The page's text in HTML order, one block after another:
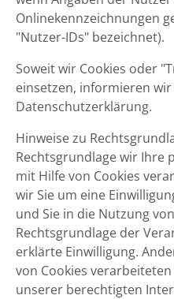
Onlinekennzeichnungen
"Nutzer-IDs" bezeichnet).
Soweit wir Cookies oder
einsetzen, informieren
Datenschutzerklärung.
Hinweise zu
Rechtsgrundlage wir Ihre
mit Hilfe von Cookies
wir Sie um eine
und Sie in die Nutzung
Rechtsgrundlage der
erklärte Einwilligung.
von Cookies
unserer berechtigten